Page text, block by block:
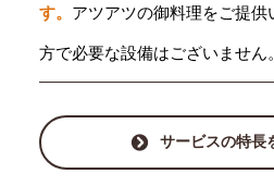
す。 アツアツの御料理をご提
方で必要な設備はございません。
サービスの特長